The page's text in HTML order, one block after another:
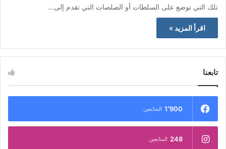
تلك التي توضع على السلطات أو الصلصات التي تقدم إلى…
اقرأ المزيد »
تابعنا
1٬900 المتابعين
248 المتابعين